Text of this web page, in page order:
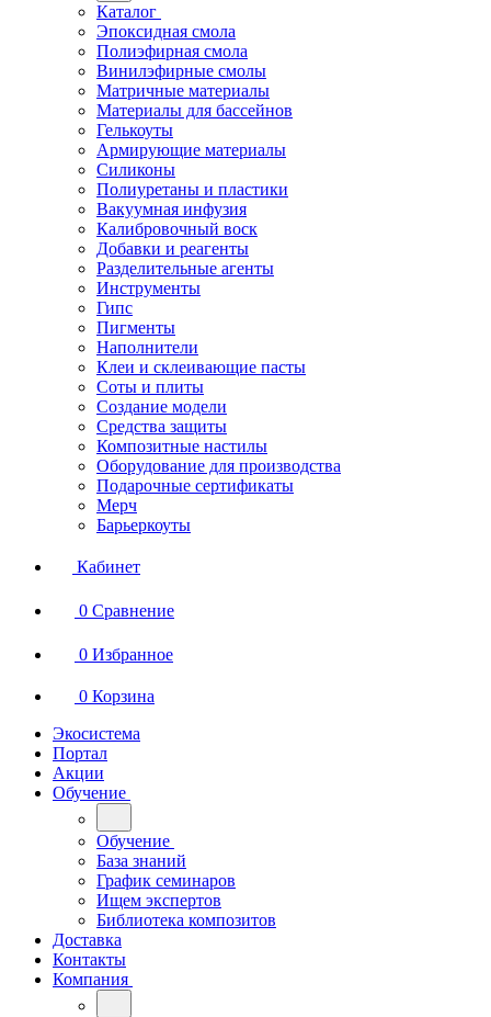
Каталог
Эпоксидная смола
Полиэфирная смола
Винилэфирные смолы
Матричные материалы
Материалы для бассейнов
Гелькоуты
Армирующие материалы
Силиконы
Полиуретаны и пластики
Вакуумная инфузия
Калибровочный воск
Добавки и реагенты
Разделительные агенты
Инструменты
Гипс
Пигменты
Наполнители
Клеи и склеивающие пасты
Соты и плиты
Создание модели
Средства защиты
Композитные настилы
Оборудование для производства
Подарочные сертификаты
Мерч
Барьеркоуты
Кабинет
0 Сравнение
0 Избранное
0 Корзина
Экосистема
Портал
Акции
Обучение
Обучение
База знаний
График семинаров
Ищем экспертов
Библиотека композитов
Доставка
Контакты
Компания